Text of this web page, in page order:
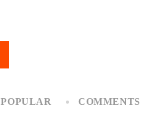
POPULAR COMMENTS